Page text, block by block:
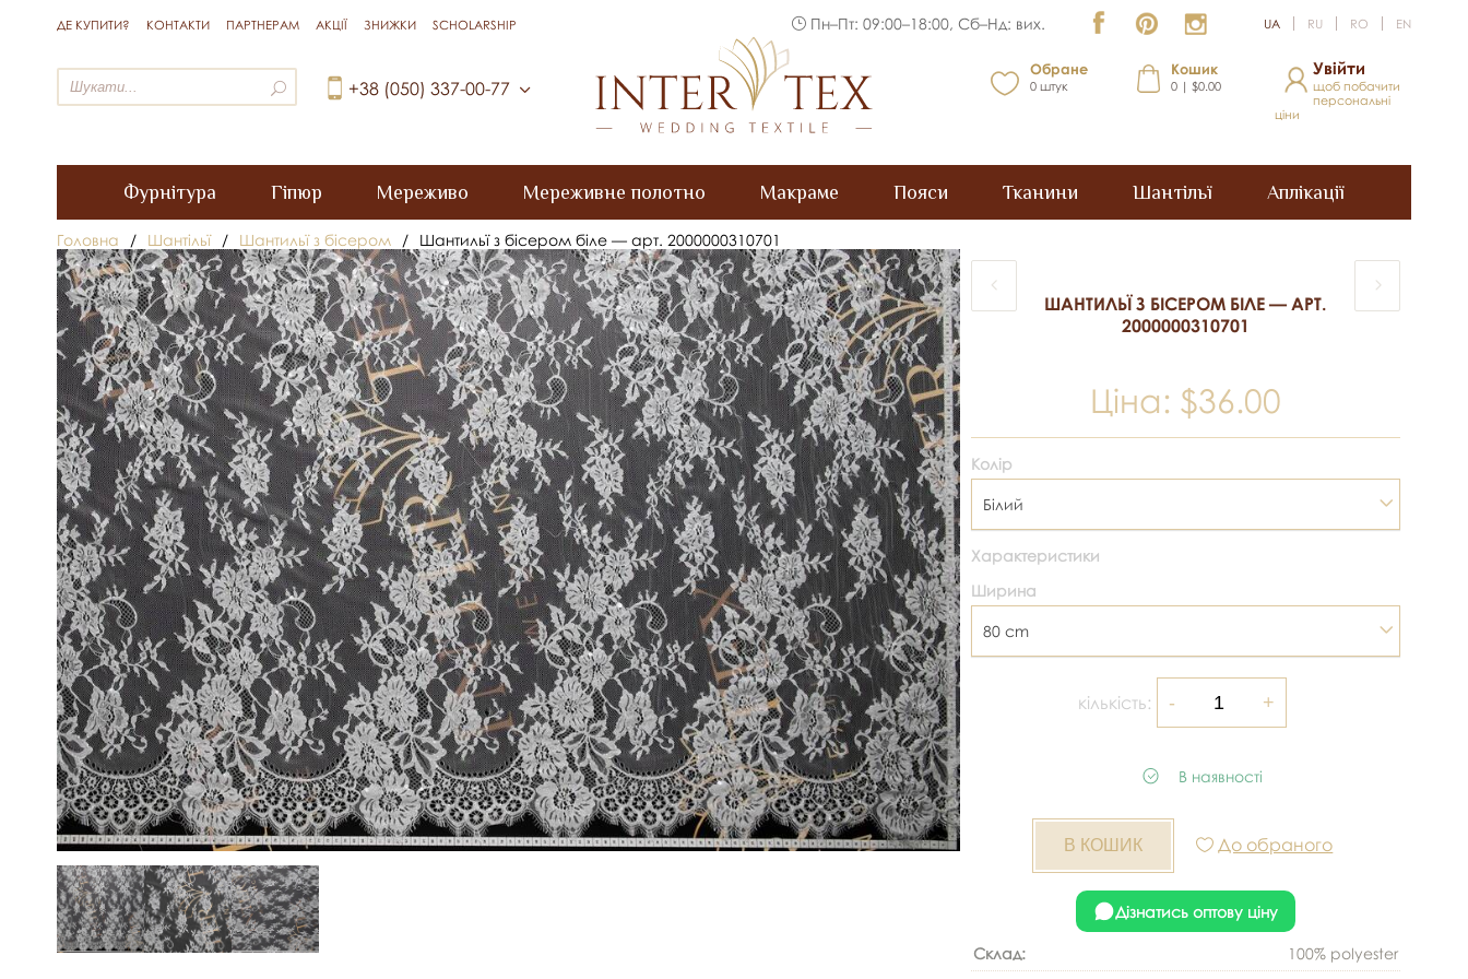
ДЕ КУПИТИ? КОНТАКТИ ПАРТНЕРАМ АКЦІЇ ЗНИЖКИ SCHOLARSHIP Пн–Пт: 09:00–18:00, Сб–Нд: вих. UA RU RO EN
+38 (050) 337-00-77
Обране
0 штук
Кошик
0 | $0.00
Увійти
щоб побачити
персональні
ціни
Фурнітура Гіпюр Мереживо Мереживне полотно Макраме Пояси Тканини Шантільї Аплікації
Головна / Шантільї / Шантильї з бісером / Шантильї з бісером біле — арт. 2000000310701
ШАНТИЛЬЇ З БІСЕРОМ БІЛЕ — АРТ.
2000000310701
Ціна: $36.00
Колір
Білий
Характеристики
Ширина
80 cm
кількість:
В наявності
До обраного
Дізнатись оптову ціну
Склад: 100% polyester